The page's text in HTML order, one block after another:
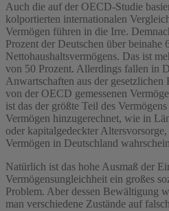
Auch die auf der OECD-Studie
kolportierten internationalen
Vermögen führen in die Irre.
Prozent der Deutschen über beinahe
Nettohaushaltsvermögens. Das ist
von 50 Prozent. Allerdings fallen in
Anwartschaften aus der gesetzlichen
von der OECD gemessenen
ist das der größte Teil des
Vermögen hinzugerechnet, wie in
oder kapitalgedeckter
Vermögen in Deutschland
Natürlich ist das hohe Ausmaß der
Vermögensungleichheit ein großes
Problem. Aber dessen Bewältigung
man verschiedene Zustände auf